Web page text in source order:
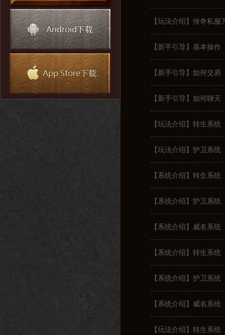
【玩法介绍】传奇私
【新手引导】基本操作
【新手引导】如何交易
【新手引导】如何聊天
【玩法介绍】转生系统
【玩法介绍】护卫系统
【系统介绍】转生系统
【系统介绍】护卫系统
【系统介绍】威名系统
【系统介绍】转生系统
【系统介绍】护卫系统
【系统介绍】威名系统
【玩法介绍】转生系统